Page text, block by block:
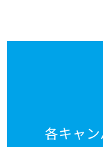
各キャ